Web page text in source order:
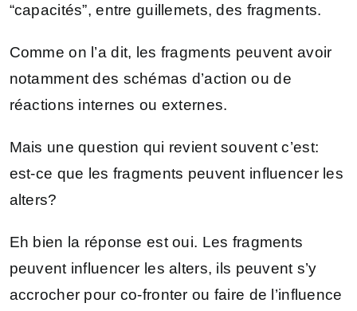
“capacités”, entre guillemets, des fragments.
Comme on l’a dit, les fragments peuvent avoir
notamment des schémas d’action ou de
réactions internes ou externes.
Mais une question qui revient souvent c’est:
est-ce que les fragments peuvent influencer les
alters?
Eh bien la réponse est oui. Les fragments
peuvent influencer les alters, ils peuvent s’y
accrocher pour co-fronter ou faire de l’influence